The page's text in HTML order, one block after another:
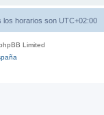
los horarios son UTC+02:00
Limited